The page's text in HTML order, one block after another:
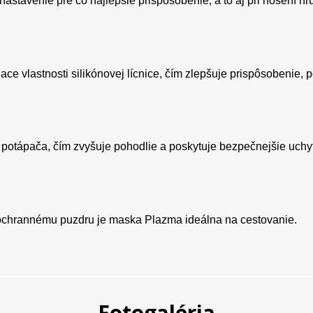
vlastnosti silikónovej lícnice, čím zlepšuje prispôsobenie,
čím zvyšuje pohodlie a poskytuje bezpečnejšie
puzdru je maska Plazma ideálna na cestovanie.